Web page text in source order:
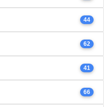
44
62
41
66